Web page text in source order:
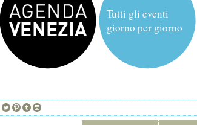
Tutti gli eventi
giorno per giorno